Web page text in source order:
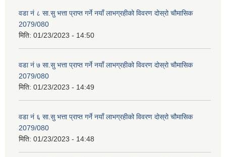
वडा नं ८ सा.सु भत्ता प्राप्त गर्ने नयाँ लाभग्रहीको विवरण दोस्रो चौमासिक
2079/080
मिति: 01/23/2023 - 14:50
वडा नं ७ सा.सु भत्ता प्राप्त गर्ने नयाँ लाभग्रहीको विवरण दोस्रो चौमासिक
2079/080
मिति: 01/23/2023 - 14:49
वडा नं ६ सा.सु भत्ता प्राप्त गर्ने नयाँ लाभग्रहीको विवरण दोस्रो चौमासिक
2079/080
मिति: 01/23/2023 - 14:48